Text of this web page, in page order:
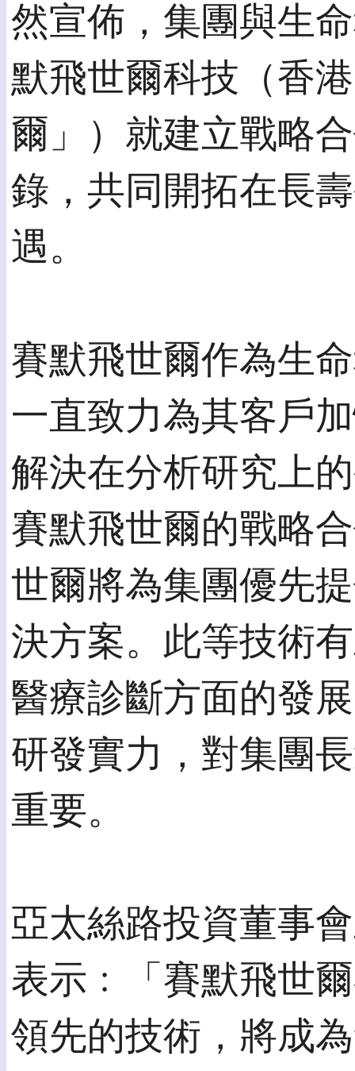
然宣佈，集團與生
默飛世爾科技（香
爾」）就建立戰略
錄，共同開拓在長
遇。
賽默飛世爾作為生
一直致力為其客戶
解決在分析研究上
賽默飛世爾的戰略
世爾將為集團優先
決方案。此等技術
醫療診斷方面的發
研發實力，對集團
重要。
亞太絲路投資董事
表示﹕「賽默飛世
領先的技術，將成